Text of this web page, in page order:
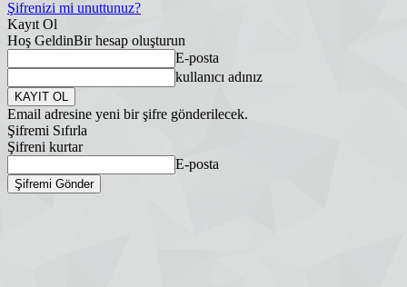
Şifrenizi mi unuttunuz?
Kayıt Ol
Hoş GeldinBir hesap oluşturun
E-posta
kullanıcı adınız
Email adresine yeni bir şifre gönderilecek.
Şifremi Sıfırla
Şifreni kurtar
E-posta